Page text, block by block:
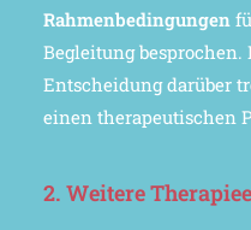
Rahmenbedingungen
Begleitung
Entscheidung darüber
einen therapeutischen
2. Weitere